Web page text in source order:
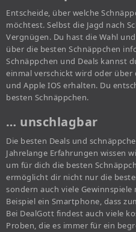
Entscheide, über welche
möchtest. Selbst die Jagd nach
Vergnügen. Du hast die Wahl
über die besten Schnäppchen
Schnäppchen und Deals kannst
einmal verschickt wird oder über
und Apple IOS erhalten. Du
besten Schnäppchen.
… unschlagbar
Die besten Deals und
Jahrelange Erfahrungen wissen
um für dich die besten
ermöglicht dir nicht nur die
sondern auch viele
Beispiel ein Smartphone, dass
Bei DealGott findest auch viele
Proben, die es immer für ein